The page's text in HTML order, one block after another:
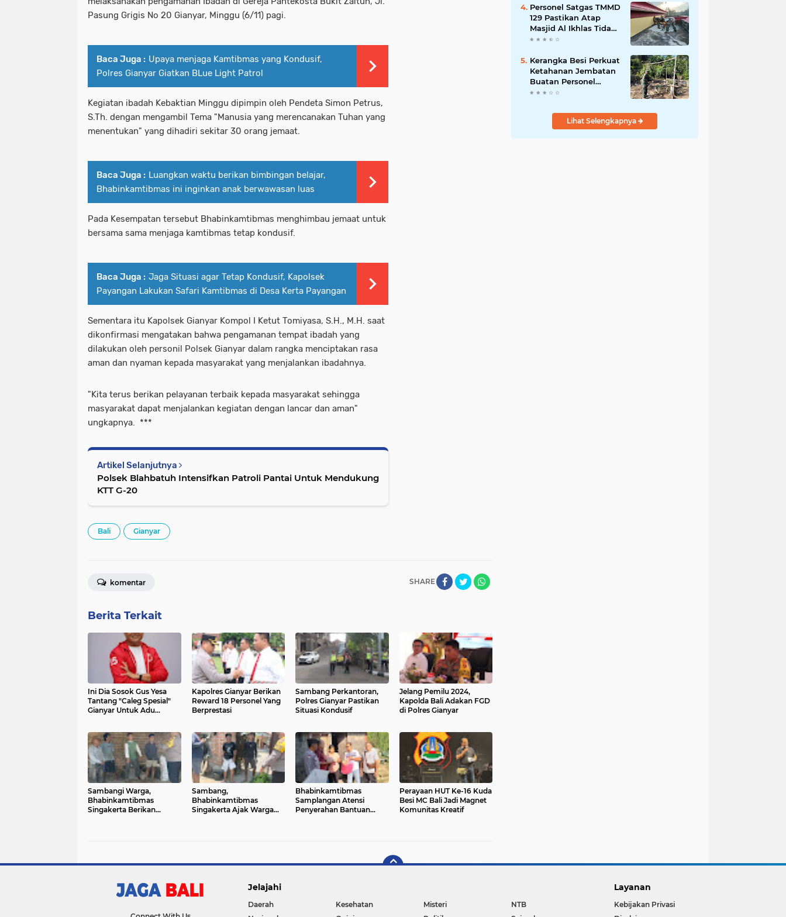
Pasung Grigis No 20 Gianyar, Minggu (6/11) pagi.
Baca Juga : Upaya menjaga Kamtibmas yang Kondusif,
Polres Gianyar Giatkan BLue Light Patrol
Kegiatan ibadah Kebaktian Minggu dipimpin oleh Pendeta Simon Petrus,
S.Th. dengan mengambil Tema "Manusia yang merencanakan Tuhan yang
menentukan" yang dihadiri sekitar 30 orang jemaat.
Baca Juga : Luangkan waktu berikan bimbingan belajar,
Bhabinkamtibmas ini inginkan anak berwawasan luas
Pada Kesempatan tersebut Bhabinkamtibmas menghimbau jemaat untuk
bersama sama menjaga kamtibmas tetap kondusif.
Baca Juga : Jaga Situasi agar Tetap Kondusif, Kapolsek
Payangan Lakukan Safari Kamtibmas di Desa Kerta Payangan
Sementara itu Kapolsek Gianyar Kompol I Ketut Tomiyasa, S.H., M.H. saat
dikonfirmasi mengatakan bahwa pengamanan tempat ibadah yang
dilakukan oleh personil Polsek Gianyar dalam rangka menciptakan rasa
aman dan nyaman kepada masyarakat yang menjalankan ibadahnya.
"Kita terus berikan pelayanan terbaik kepada masyarakat sehingga
masyarakat dapat menjalankan kegiatan dengan lancar dan aman"
ungkapnya. ***
Artikel Selanjutnya
Polsek Blahbatuh Intensifkan Patroli Pantai Untuk Mendukung
KTT G-20
Bali Gianyar
SHARE
komentar
Berita Terkait
Ini Dia Sosok Gus Yesa
Tantang "Caleg Spesial"
Gianyar Untuk Adu
Kapolres Gianyar Berikan
Reward 18 Personel Yang
Berprestasi
Sambang Perkantoran,
Polres Gianyar Pastikan
Situasi Kondusif
Jelang Pemilu 2024,
Kapolda Bali Adakan FGD
di Polres Gianyar
Sambangi Warga,
Bhabinkamtibmas
Singakerta Berikan
Sambang,
Bhabinkamtibmas
Singakerta Ajak Warga
Bhabinkamtibmas
Samplangan Atensi
Penyerahan Bantuan
Perayaan HUT Ke-16 Kuda
Besi MC Bali Jadi Magnet
Komunitas Kreatif
Personel Satgas TMMD
129 Pastikan Atap
Masjid Al Ikhlas Tidak
Bocor Lagi
Kerangka Besi Perkuat
Ketahanan Jembatan
Buatan Personel
TMMD 129
Lihat Selengkapnya
Jelajahi
Daerah Kesehatan Misteri
NTB
Layanan
Kebijakan Privasi